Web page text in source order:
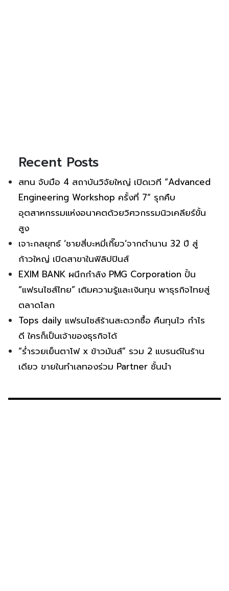
Recent Posts
สทน จับมือ 4 สถาบันวิจัยใหญ่ เปิดเวที “Advanced
Engineering Workshop ครั้งที่ 7” รุกคืบ
อุตสาหกรรมแห่งอนาคตด้วยวิศวกรรมนิวเคลียร์ขั้น
สูง
เจาะกลยุทธ์ ‘ชายสี่บะหมี่เกี๊ยว’จากตำนาน 32 ปี สู่
ก้าวใหญ่ เปิดสาขาในฟิลิปปินส์
EXIM BANK ผนึกกำลัง PMG Corporation ปั้น
“แฟรนไชส์ไทย” เติมความรู้และเงินทุน พาธุรกิจไทยสู่
ตลาดโลก
Tops daily แฟรนไชส์ร้านสะดวกซื้อ คืนทุนไว กำไร
ดี ใครก็เป็นเจ้าของธุรกิจได้
“ร่ำรวยเย็นตาโฟ x ข้าวมันส์” รวม 2 แบรนด์ในร้าน
เดียว ขายในทำเลทองร่วม Partner ชั้นนำ